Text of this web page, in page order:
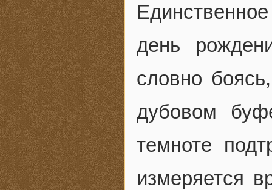
день
словно
дубовом
темноте
измеряется